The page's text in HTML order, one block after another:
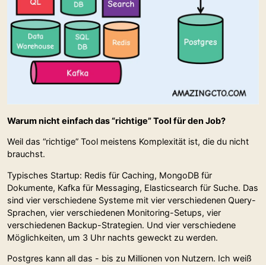
Warum nicht einfach das “richtige” Tool für den Job?
Weil das “richtige” Tool meistens Komplexität ist, die du nicht
brauchst.
Typisches Startup: Redis für Caching, MongoDB für
Dokumente, Kafka für Messaging, Elasticsearch für Suche. Das
sind vier verschiedene Systeme mit vier verschiedenen Query-
Sprachen, vier verschiedenen Monitoring-Setups, vier
verschiedenen Backup-Strategien. Und vier verschiedene
Möglichkeiten, um 3 Uhr nachts geweckt zu werden.
Postgres kann all das - bis zu Millionen von Nutzern. Ich weiß